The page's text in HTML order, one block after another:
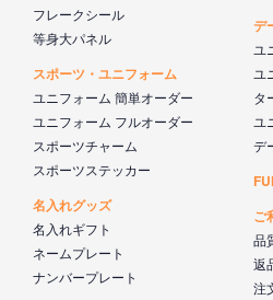
フレークシール
等身大パネル
スポーツ・ユニフォーム
ユニフォーム 簡単オーダー
ユニフォーム フルオーダー
スポーツチャーム
スポーツステッカー
名入れグッズ
名入れギフト
ネームプレート
ナンバープレート
デ
ユ
ユ
タ
ユ
デ
ご
品
返
注